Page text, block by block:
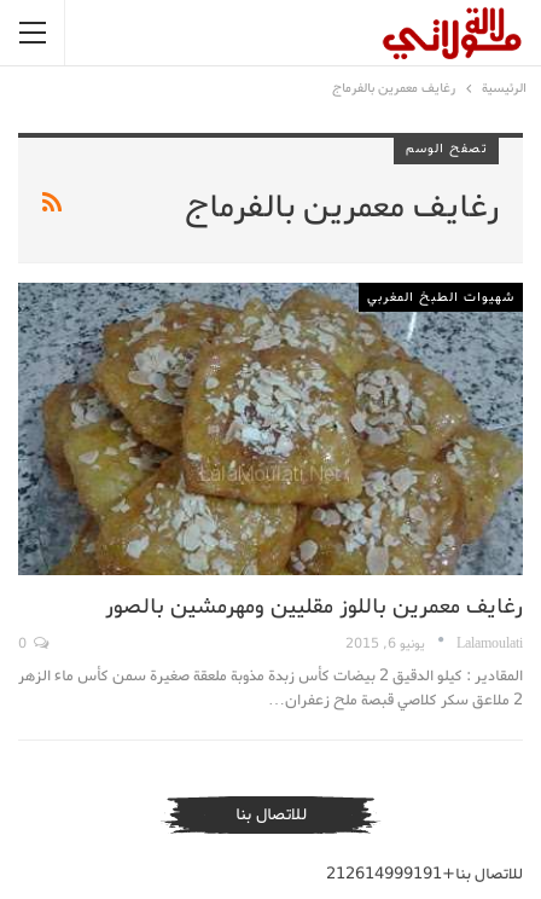
الرئيسية رغايف معمرين بالفرماج
تصفح الوسم
رغايف معمرين بالفرماج
شهيوات الطبخ المغربي
رغايف معمرين باللوز مقليين ومهرمشين بالصور
Lalamoulati يونيو 6, 2015
المقادير : كيلو الدقيق 2 بيضات كأس زبدة مذوبة ملعقة صغيرة سمن كأس ماء الزهر
2 ملاعق سكر كلاصي قبصة ملح زعفران…
للاتصال بنا
للاتصال بنا+212614999191